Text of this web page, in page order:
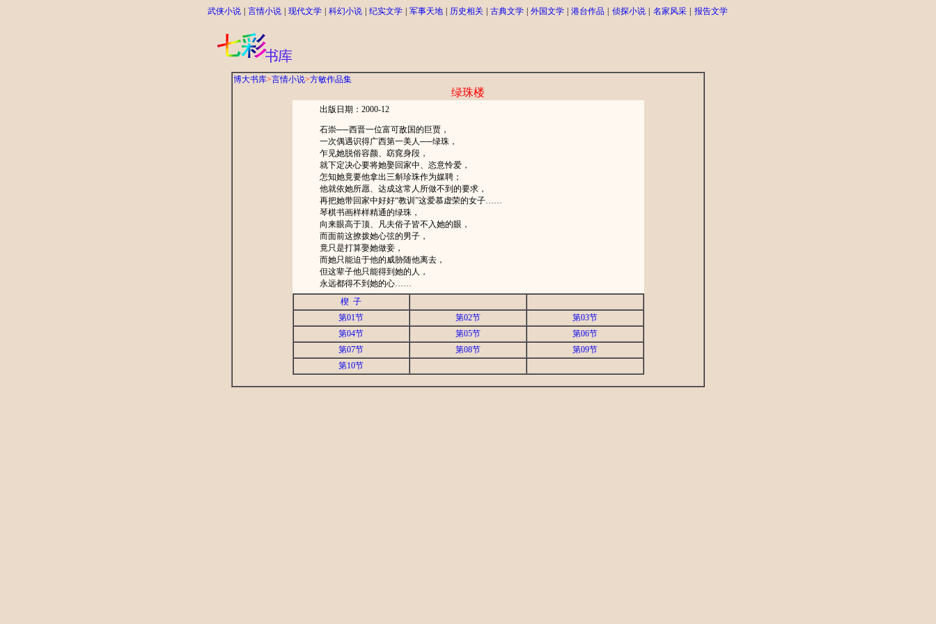
武侠小说 言情小说 现代文学 科幻小说 纪实文学 军事天地 历史相关 古典文学 外国文学 港台作品 侦探小说 名家风采 报告文学
博大书库>言情小说>方敏作品集
绿珠楼
出版日期：2000-12
石崇──西晋一位富可敌国的巨贾，
一次偶遇识得广西第一美人──绿珠，
乍见她脱俗容颜、窈窕身段，
就下定决心要将她娶回家中、恣意怜爱，
怎知她竟要他拿出三斛珍珠作为媒聘；
他就依她所愿、达成这常人所做不到的要求，
再把她带回家中好好“教训”这爱慕虚荣的女子……
琴棋书画样样精通的绿珠，
向来眼高于顶、凡夫俗子皆不入她的眼，
而面前这撩拨她心弦的男子，
竟只是打算娶她做妾，
而她只能迫于他的威胁随他离去，
但这辈子他只能得到她的人，
永远都得不到她的心……
楔 子
第01节
第02节
第03节
第04节
第05节
第06节
第07节
第08节
第09节
第10节